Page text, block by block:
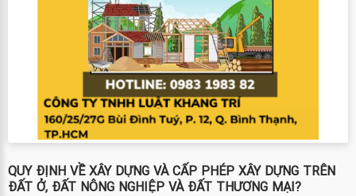
QUY ĐỊNH VỀ XÂY DỰNG VÀ CẤP PHÉP XÂY DỰNG TRÊN
ĐẤT Ở, ĐẤT NÔNG NGHIỆP VÀ ĐẤT THƯƠNG MẠI?